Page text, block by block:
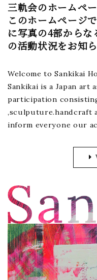
三軌会のホームペ
このホームページ
に写真の4部からな
の活動状況をお知
Welcome to Sankikai
Sankikai is a Japan art
participation
,sculputure.handcraft
inform everyone our